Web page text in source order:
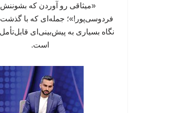
«میثاقی رو آوردن که
فردوسی‌پور!»؛ جمله‌ای که با گذشت
نگاه بسیاری به پیش‌بینی‌ای
است.